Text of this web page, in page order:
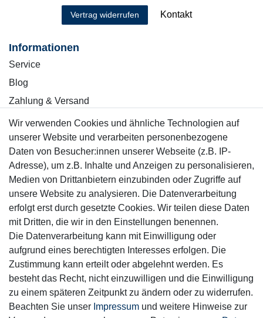
Vertrag widerrufen Kontakt
Informationen
Service
Blog
Zahlung & Versand
Sicher einkaufen
Mitglied
Motor-Fit
© Copyright 2026 | Alle Rechte vorbehalten.
Wir verwenden Cookies und ähnliche Technologien auf
unserer Website und verarbeiten personenbezogene
Daten von Besucher:innen unserer Webseite (z.B. IP-
Adresse), um z.B. Inhalte und Anzeigen zu personalisieren,
Medien von Drittanbietern einzubinden oder Zugriffe auf
unsere Website zu analysieren. Die Datenverarbeitung
erfolgt erst durch gesetzte Cookies. Wir teilen diese Daten
mit Dritten, die wir in den Einstellungen benennen.
Die Datenverarbeitung kann mit Einwilligung oder
aufgrund eines berechtigten Interesses erfolgen. Die
Zustimmung kann erteilt oder abgelehnt werden. Es
besteht das Recht, nicht einzuwilligen und die Einwilligung
zu einem späteren Zeitpunkt zu ändern oder zu widerrufen.
Beachten Sie unser Impressum und weitere Hinweise zur